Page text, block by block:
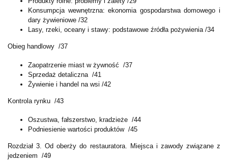
Konsumpcja wewnętrzna: ekonomia gospodarstwa domowego i
dary żywieniowe /32
Lasy, rzeki, oceany i stawy: podstawowe źródła pożywienia /34
Obieg handlowy /37
Zaopatrzenie miast w żywność /37
Sprzedaż detaliczna /41
Żywienie i handel na wsi /42
Kontrola rynku /43
Oszustwa, fałszerstwo, kradzieże /44
Podniesienie wartości produktów /45
Rozdział 3. Od oberży do restauratora. Miejsca i zawody związane z
jedzeniem /49